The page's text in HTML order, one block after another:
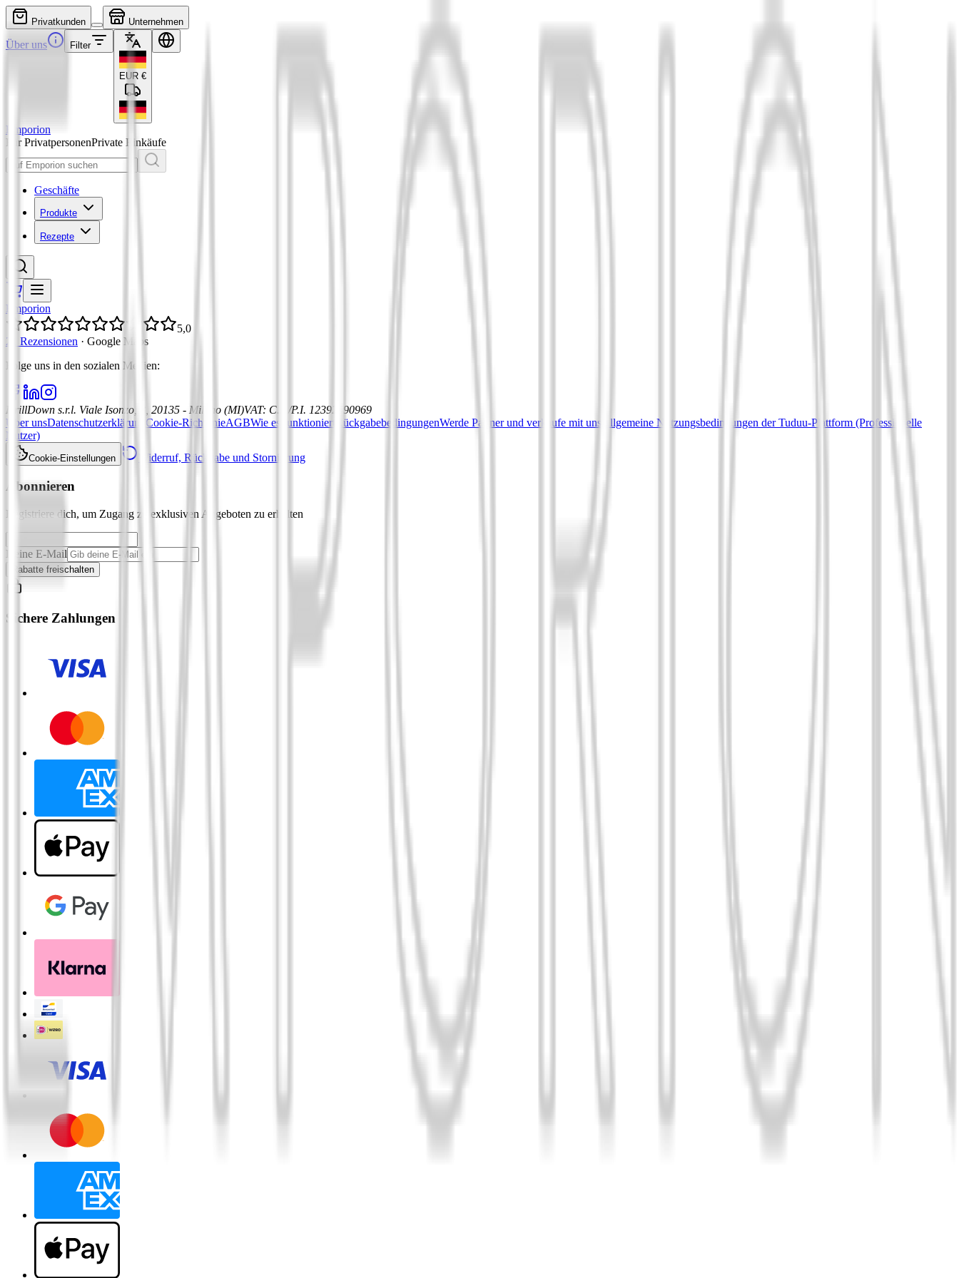
Privatkunden Unternehmen
Über uns Filter
EUR €
Emporion
Für PrivatpersonenPrivate Einkäufe
Geschäfte
Produkte
Rezepte
Emporion
5,0
21 Rezensionen · Google Maps
Folge uns in den sozialen Medien:
DrillDown s.r.l. Viale Isonzo, 8, 20135 - Milano (MI)VAT: C.F./P.I. 12392590969
Über unsDatenschutzerklärung Cookie-RichtlinieAGBWie es funktioniert RückgabebedingungenWerde Partner und verkaufe mit uns
Allgemeine Nutzungsbedingungen der Tuduu-Plattform (Professionelle
Nutzer)
Cookie-Einstellungen Widerruf, Rückgabe und Stornierung
Abonnieren
Registriere dich, um Zugang zu exklusiven Angeboten zu erhalten
Deine E-Mail
Rabatte freischalten
Sichere Zahlungen